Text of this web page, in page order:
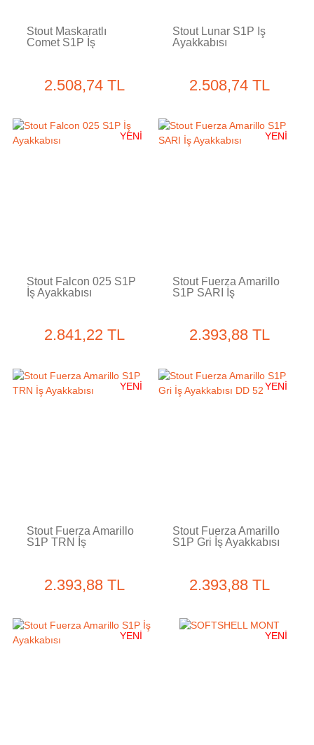
Stout Maskaratlı
Comet S1P İş
2.508,74 TL
Stout Lunar S1P İş
Ayakkabısı
2.508,74 TL
YENİ
Stout Falcon 025 S1P
İş Ayakkabısı
2.841,22 TL
YENİ
Stout Fuerza Amarillo
S1P SARI İş
2.393,88 TL
YENİ
Stout Fuerza Amarillo
S1P TRN İş
2.393,88 TL
YENİ
Stout Fuerza Amarillo
S1P Gri İş Ayakkabısı
2.393,88 TL
YENİ YENİ